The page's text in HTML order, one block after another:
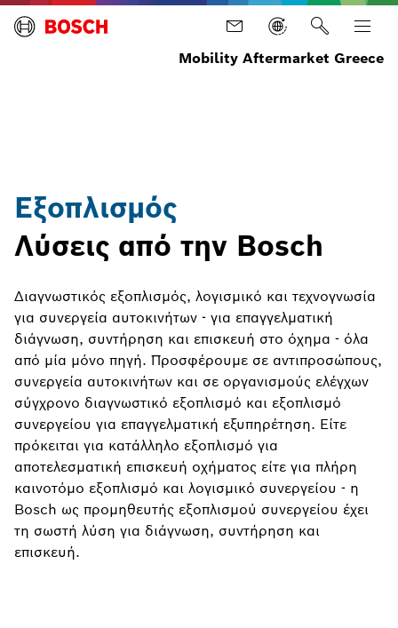
Mobility Aftermarket Greece
Εξοπλισμός
Λύσεις από την Bosch
Διαγνωστικός εξοπλισμός, λογισμικό και τεχνογνωσία
για συνεργεία αυτοκινήτων - για επαγγελματική
διάγνωση, συντήρηση και επισκευή στο όχημα - όλα
από μία μόνο πηγή. Προσφέρουμε σε αντιπροσώπους,
συνεργεία αυτοκινήτων και σε οργανισμούς ελέγχων
σύγχρονο διαγνωστικό εξοπλισμό και εξοπλισμό
συνεργείου για επαγγελματική εξυπηρέτηση. Είτε
πρόκειται για κατάλληλο εξοπλισμό για
αποτελεσματική επισκευή οχήματος είτε για πλήρη
καινοτόμο εξοπλισμό και λογισμικό συνεργείου - η
Bosch ως προμηθευτής εξοπλισμού συνεργείου έχει
τη σωστή λύση για διάγνωση, συντήρηση και
επισκευή.